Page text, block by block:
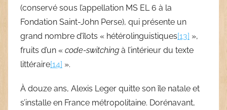
(conservé sous l’appellation MS EL 6 à la
Fondation Saint-John Perse), qui présente un
grand nombre d’îlots « hétérolinguistiques[13] »,
fruits d’un « code-switching à l’intérieur du texte
littéraire[14] ».
À douze ans, Alexis Leger quitte son île natale et
s’installe en France métropolitaine. Dorénavant,